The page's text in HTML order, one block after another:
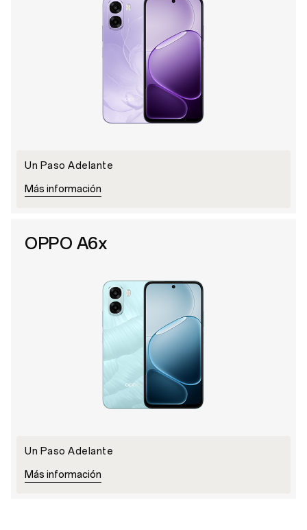
Un Paso Adelante
Más información
OPPO A6x
Un Paso Adelante
Más información